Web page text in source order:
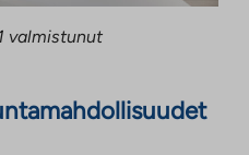
valmistunut